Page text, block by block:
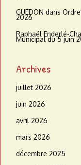
GUEDON dans
2026
Raphaël Enderlé-
Municipal du 5 juin
Archives
juillet 2026
juin 2026
avril 2026
mars 2026
décembre 2025